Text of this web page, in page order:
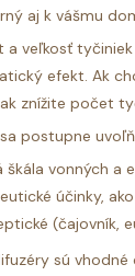
aj k vášmu
a veľkosť
efekt. Ak
znížite počet
postupne
škála vonných a
účinky,
(čajovník,
sú